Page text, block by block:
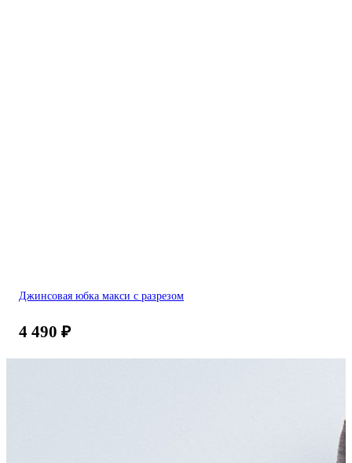
Джинсовая юбка макси с разрезом
4 490 ₽